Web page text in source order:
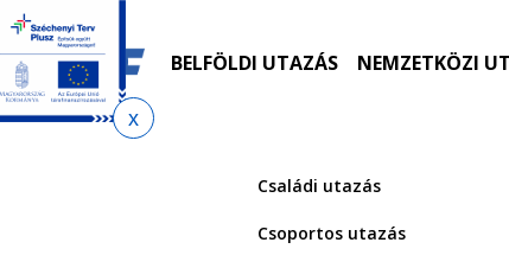
Ugrás
menetrendkeresőhöz
Ugrás
az
almenühöz
Ugrás
tartalomra
Ugrás
az
oldaltérképre
BELFÖLDI UTAZÁS NEMZETKÖZI
Családi utazás
Csoportos utazás